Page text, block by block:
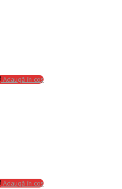
Adaugă în coș
Adaugă în coș